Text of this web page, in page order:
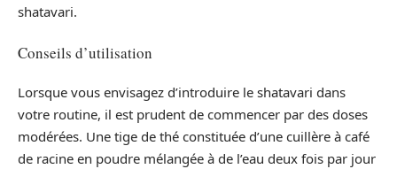
shatavari.
Conseils d’utilisation
Lorsque vous envisagez d’introduire le shatavari dans
votre routine, il est prudent de commencer par des doses
modérées. Une tige de thé constituée d’une cuillère à café
de racine en poudre mélangée à de l’eau deux fois par jour